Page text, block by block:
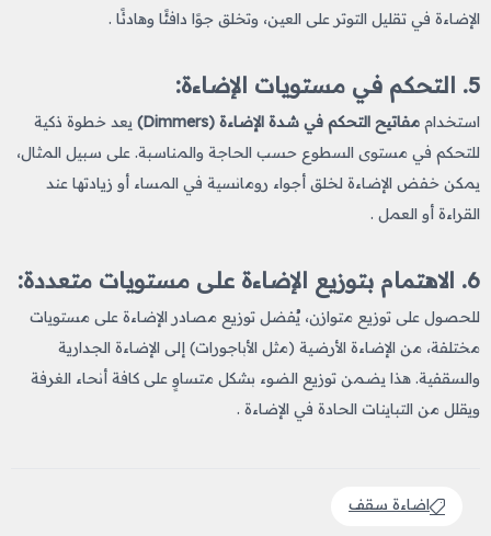
الإضاءة في تقليل التوتر على العين، وتخلق جوًا دافئًا وهادئًا​ .
5. التحكم في مستويات الإضاءة:
استخدام مفاتيح التحكم في شدة الإضاءة (Dimmers)
يعد خطوة ذكية
للتحكم في مستوى السطوع حسب الحاجة والمناسبة. على سبيل المثال،
يمكن خفض الإضاءة لخلق أجواء رومانسية في المساء أو زيادتها عند
القراءة أو العمل​ .
6. الاهتمام بتوزيع الإضاءة على مستويات متعددة:
للحصول على توزيع متوازن، يُفضل توزيع مصادر الإضاءة على مستويات
مختلفة، من الإضاءة الأرضية (مثل الأباجورات) إلى الإضاءة الجدارية
والسقفية. هذا يضمن توزيع الضوء بشكل متساوٍ على كافة أنحاء الغرفة
ويقلل من التباينات الحادة في الإضاءة .
اضاءة سقف